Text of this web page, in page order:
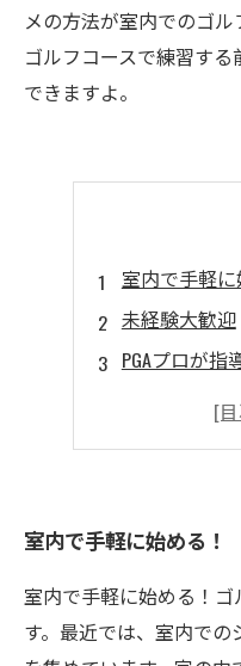
メの方法が室内でのゴ
ゴルフコースで練習す
できますよ。
室内で手軽に
未経験大歓迎
PGAプロが指
家で練習し
室内で手軽に始める！
室内で手軽に始める！
す。最近では、室内で